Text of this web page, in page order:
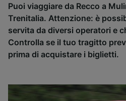
Puoi viaggiare da Recco a
Trenitalia. Attenzione: è
servita da diversi operatori e
Controlla se il tuo tragitto
prima di acquistare i biglietti.